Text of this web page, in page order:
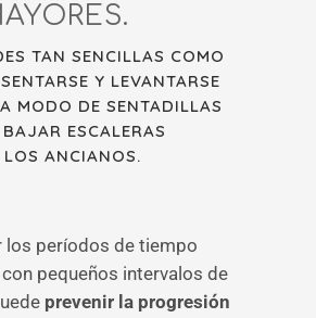
TAN SENCILLAS COMO
Y LEVANTARSE
MODO DE SENTADILLAS
ESCALERAS
ANCIANOS.
los períodos de tiempo
pequeños intervalos de
prevenir la progresión